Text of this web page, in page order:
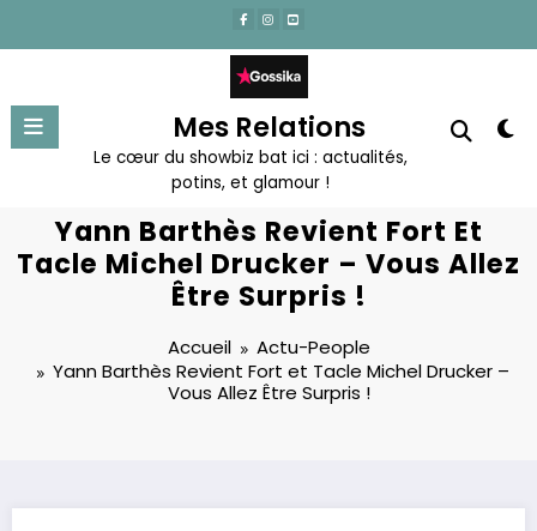
contenu
Mes Relations
Le cœur du showbiz bat ici : actualités,
potins, et glamour !
Yann Barthès Revient Fort Et
Tacle Michel Drucker – Vous Allez
Être Surpris !
Accueil
Actu-People
Yann Barthès Revient Fort et Tacle Michel Drucker –
Vous Allez Être Surpris !